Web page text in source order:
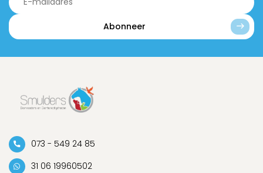
Abonneer
073 - 549 24 85
31 06 19960502